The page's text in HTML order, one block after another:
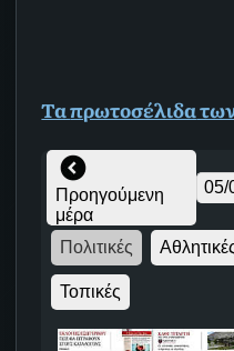
Ταπρωτοσέλιδα